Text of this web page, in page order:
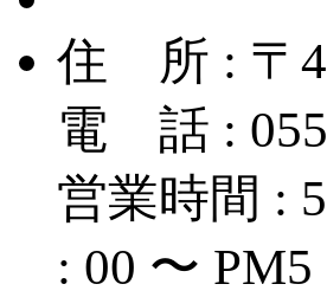
住 所 : 〒
電 話 : 055
営業時間 :
: 00 〜 PM5